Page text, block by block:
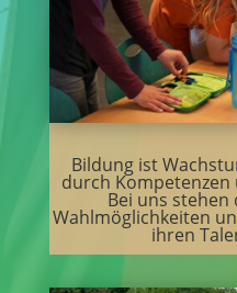
Bildung ist
durch Kompetenzen
Bei uns stehen
Wahlmöglichkeiten
ihren